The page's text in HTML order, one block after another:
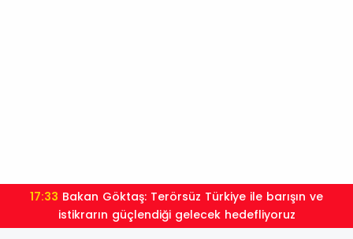
17:33
istikrarın güçlendiği gelecek hedefliyoruz